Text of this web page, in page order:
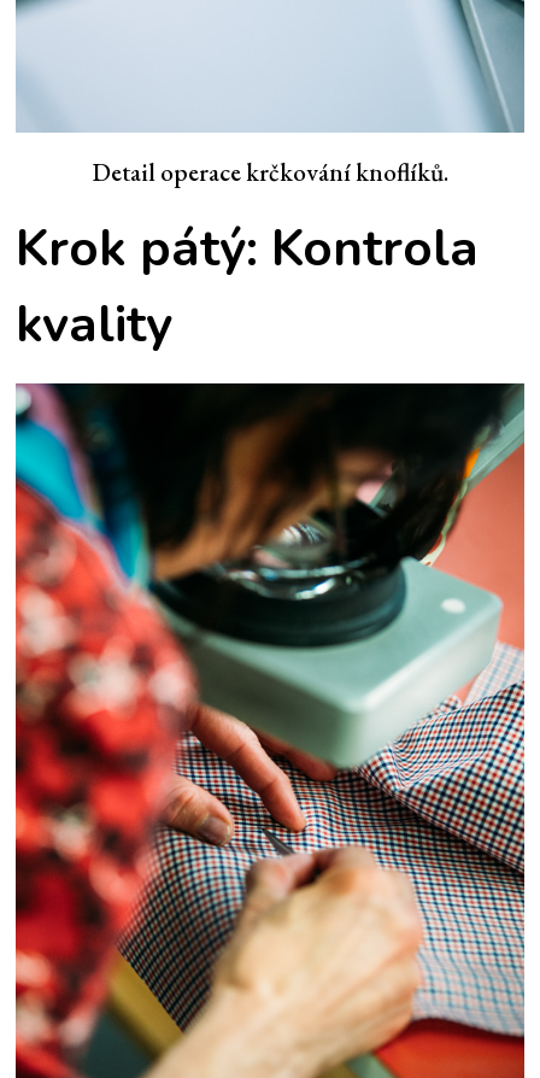
Detail operace krčkování knoflíků.
Krok pátý: Kontrola
kvality